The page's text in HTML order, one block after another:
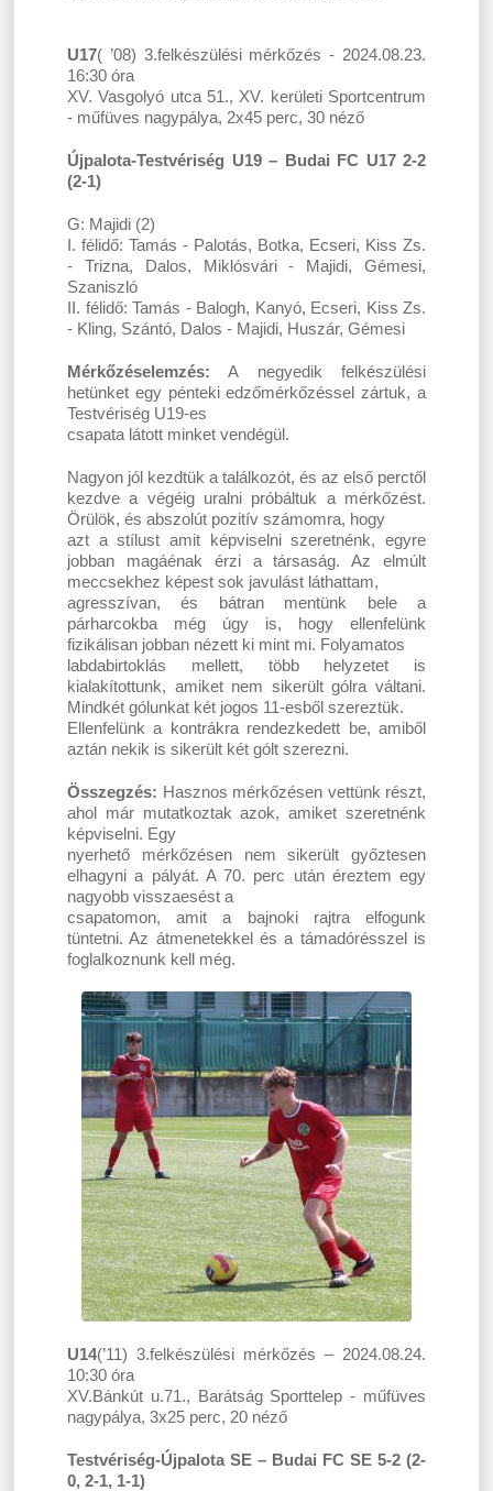
U17( ’08) 3.felkészülési mérkőzés - 2024.08.23.
16:30 óra
XV. Vasgolyó utca 51., XV. kerületi Sportcentrum
- műfüves nagypálya, 2x45 perc, 30 néző
Újpalota-Testvériség U19 – Budai FC U17 2-2
(2-1)
G: Majidi (2)
I. félidő: Tamás - Palotás, Botka, Ecseri, Kiss Zs.
- Trizna, Dalos, Miklósvári - Majidi, Gémesi,
Szaniszló
II. félidő: Tamás - Balogh, Kanyó, Ecseri, Kiss Zs.
- Kling, Szántó, Dalos - Majidi, Huszár, Gémesi
Mérkőzéselemzés: A negyedik felkészülési
hetünket egy pénteki edzőmérkőzéssel zártuk, a
Testvériség U19-es
csapata látott minket vendégül.
Nagyon jól kezdtük a találkozót, és az első perctől
kezdve a végéig uralni próbáltuk a mérkőzést.
Örülök, és abszolút pozitív számomra, hogy
azt a stílust amit képviselni szeretnénk, egyre
jobban magáénak érzi a társaság. Az elmúlt
meccsekhez képest sok javulást láthattam,
agresszívan, és bátran mentünk bele a
párharcokba még úgy is, hogy ellenfelünk
fizikálisan jobban nézett ki mint mi. Folyamatos
labdabirtoklás mellett, több helyzetet is
kialakítottunk, amiket nem sikerült gólra váltani.
Mindkét gólunkat két jogos 11-esből szereztük.
Ellenfelünk a kontrákra rendezkedett be, amiből
aztán nekik is sikerült két gólt szerezni.
Összegzés: Hasznos mérkőzésen vettünk részt,
ahol már mutatkoztak azok, amiket szeretnénk
képviselni. Egy
nyerhető mérkőzésen nem sikerült győztesen
elhagyni a pályát. A 70. perc után éreztem egy
nagyobb visszaesést a
csapatomon, amit a bajnoki rajtra elfogunk
tüntetni. Az átmenetekkel és a támadórésszel is
foglalkoznunk kell még.
U14(’11) 3.felkészülési mérkőzés – 2024.08.24.
10:30 óra
XV.Bánkút u.71., Barátság Sporttelep - műfüves
nagypálya, 3x25 perc, 20 néző
Testvériség-Újpalota SE – Budai FC SE 5-2 (2-
0, 2-1, 1-1)